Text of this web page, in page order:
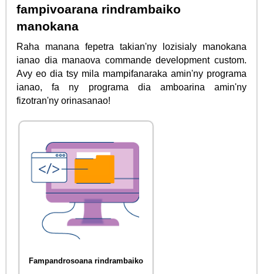
fampivoarana rindrambaiko
manokana
Raha manana fepetra takian'ny lozisialy manokana
ianao dia manaova commande development custom.
Avy eo dia tsy mila mampifanaraka amin'ny programa
ianao, fa ny programa dia amboarina amin'ny
fizotran'ny orinasanao!
Fampandrosoana rindrambaiko